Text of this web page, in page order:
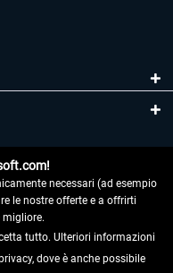
necessari (ad esempio
le nostre offerte e a offrirti
migliore.
tutto. Ulteriori informazioni
dove è anche possibile